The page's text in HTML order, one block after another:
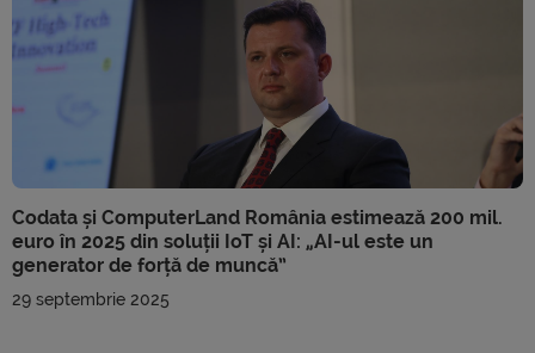
Codata și ComputerLand România estimează 200 mil.
euro în 2025 din soluții IoT și AI: „AI-ul este un
generator de forță de muncă”
29 septembrie 2025